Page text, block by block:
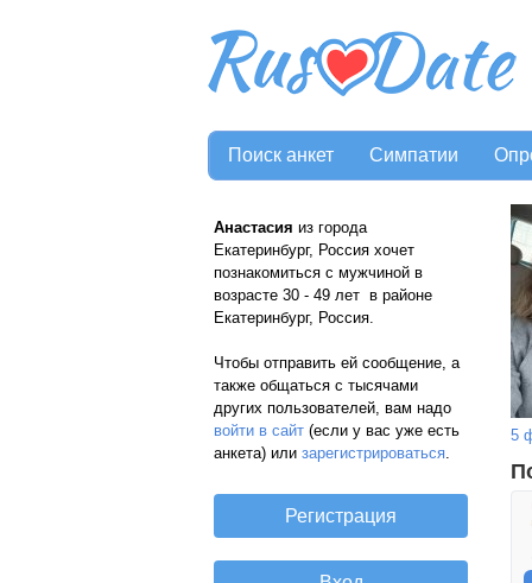
Поиск анкет Симпатии
Анастасия из города
Екатеринбург, Россия хочет
познакомиться с мужчиной в
возрасте 30 - 49 лет в районе
Екатеринбург, Россия.
Чтобы отправить ей сообщение, а
также общаться с тысячами
других пользователей, вам надо
войти в сайт (если у вас уже есть
анкета) или зарегистрироваться.
5